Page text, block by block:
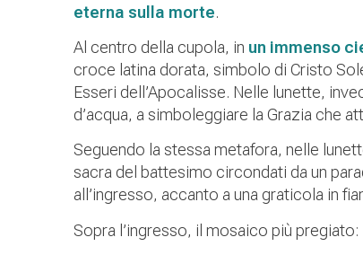
eterna sulla morte.
Al centro della cupola, in un immenso
croce latina dorata, simbolo di Cristo
Esseri dell’Apocalisse. Nelle lunette,
d’acqua, a simboleggiare la Grazia che
Seguendo la stessa metafora, nelle
sacra del battesimo circondati da un
all’ingresso, accanto a una graticola in
Sopra l’ingresso, il mosaico più